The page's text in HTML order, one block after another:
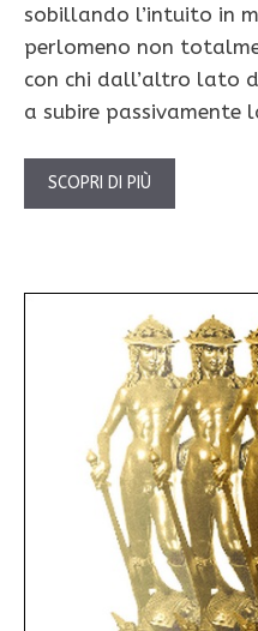
sobillando l’intuito in
perlomeno non
con chi dall’altro lato
a subire passivamente
SCOPRI DI PIÙ